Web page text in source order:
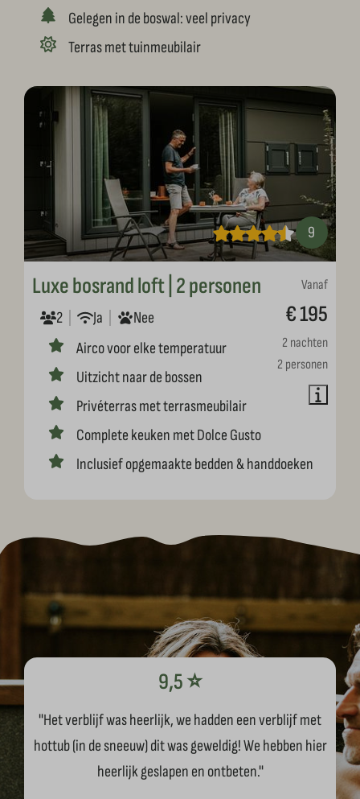
Gelegen in de boswal: veel privacy
Terras met tuinmeubilair
9
Vanaf
€ 195
2 nachten
2 personen
Luxe bosrand loft | 2 personen
2 Ja
Nee
Airco voor elke temperatuur
Uitzicht naar de bossen
Privéterras met terrasmeubilair
Complete keuken met Dolce Gusto
Inclusief opgemaakte bedden & handdoeken
9,5 ⭐️
''Het verblijf was heerlijk, we hadden een verblijf met
hottub (in de sneeuw) dit was geweldig! We hebben hier
heerlijk geslapen en ontbeten.''